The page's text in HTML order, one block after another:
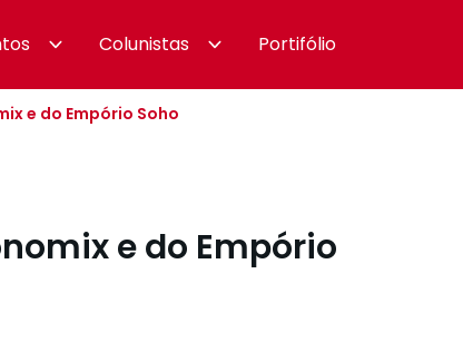
Colunistas Portifólio
e do Empório Soho
e do Empório